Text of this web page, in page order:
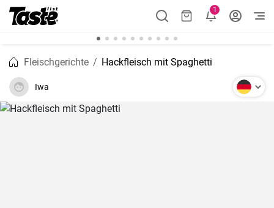
1
Fleischgerichte Hackfleisch mit Spaghetti
Iwa